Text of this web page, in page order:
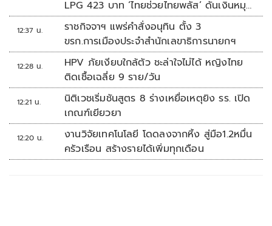
LPG 423 บาท ‘ไทยช่วยไทยพลัส’ ดันเงินหมุน
แสนล้าน
12:37 น.
ราชกิจจาฯ แพร่คำสั่งอนุทิน ตั้ง 3
ขรก.การเมืองประจำสำนักเลขาธิการนายกฯ
12:28 น.
HPV ภัยเงียบใกล้ตัว ชะล่าใจไม่ได้ หญิงไทย
ติดเชื้อเฉลี่ย 9 ราย/วัน
12:21 น.
นิติเวชเริ่มชันสูตร 8 ร่างเหยื่อเหตุยิง รร. เปิด
เกณฑ์เยียวยา
12:20 น.
งานวิจัยเทคโนโลยี โดดลงจากหิ้ง สู่มือ1.2หมื่น
ครัวเรือน สร้างรายได้เพิ่มทุกเดือน